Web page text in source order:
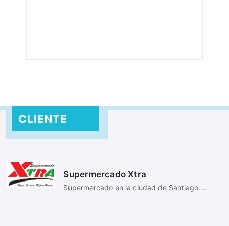
CLIENTE
Supermercado Xtra
Supermercado en la ciudad de Santiago....